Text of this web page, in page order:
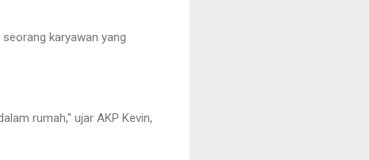
karyawan yang
rumah," ujar AKP Kevin,